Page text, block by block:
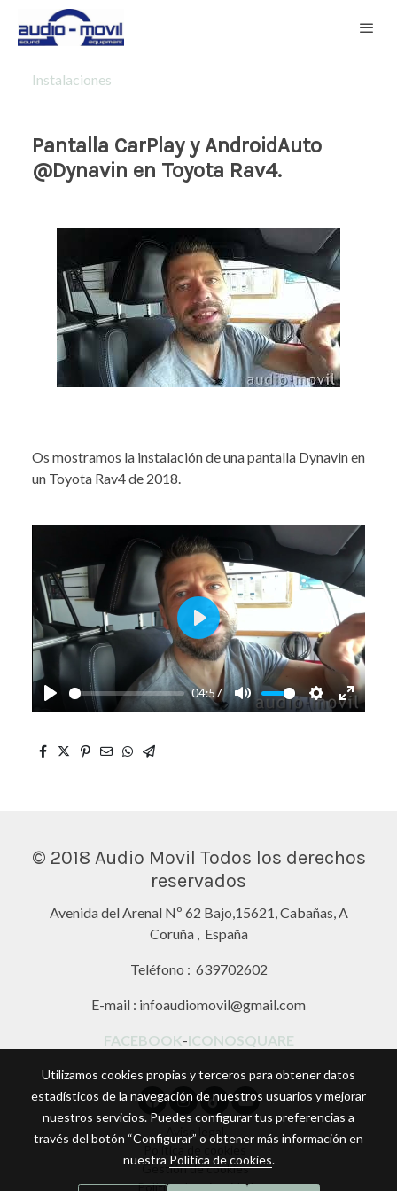
Instalaciones
Pantalla CarPlay y AndroidAuto
@Dynavin en Toyota Rav4.
Os mostramos la instalación de una pantalla Dynavin en
un Toyota Rav4 de 2018.
Play
04:57
Mute Settings
Enter
Play
© 2018 Audio Movil Todos los derechos
reservados
Avenida del Arenal Nº 62 Bajo,15621, Cabañas, A
Coruña , España
Teléfono : 639702602
E-mail : infoaudiomovil@gmail.com
FACEBOOK-ICONOSQUARE
Aviso legal
Política de cookies
Gestión de cookies
Política de privacidad
Utilizamos cookies propias y terceros para obtener datos
estadísticos de la navegación de nuestros usuarios y mejorar
nuestros servicios. Puedes configurar tus preferencias a
través del botón “Configurar” o obtener más información en
nuestra Política de cookies.